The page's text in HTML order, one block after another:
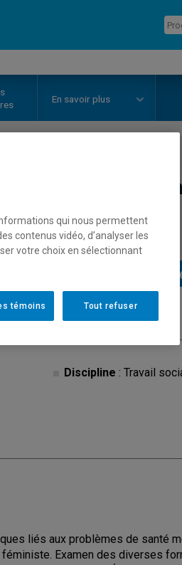
En savoir plus
santé
Horaire - Automne
Discipline : Travail
liés aux problèmes de santé
Examen des diverses
qui nous permettent
contenus vidéo, d’analyser les
votre choix en sélectionnant
Tout refuser
témoins